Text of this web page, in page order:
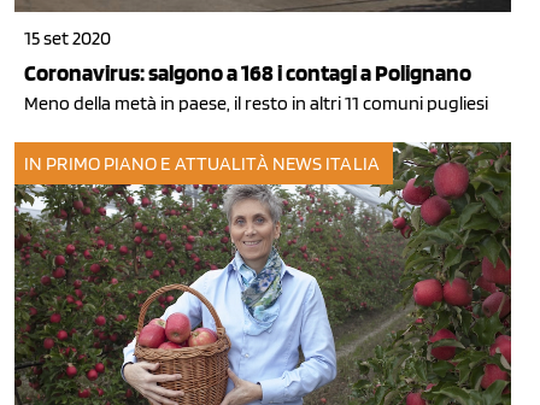
15 set 2020
Coronavirus: salgono a 168 i contagi a Polignano
Meno della metà in paese, il resto in altri 11 comuni pugliesi
IN PRIMO PIANO E ATTUALITÀ NEWS ITALIA